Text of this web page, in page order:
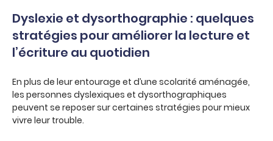
Dyslexie et dysorthographie : quelques
stratégies pour améliorer la lecture et
l’écriture au quotidien
En plus de leur entourage et d’une scolarité aménagée,
les personnes dyslexiques et dysorthographiques
peuvent se reposer sur certaines stratégies pour mieux
vivre leur trouble.